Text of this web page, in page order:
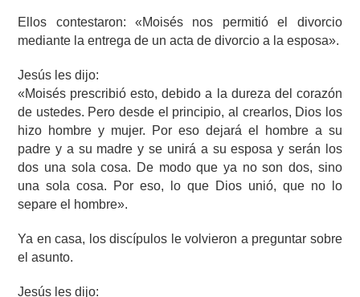
Ellos contestaron: «Moisés nos permitió el divorcio
mediante la entrega de un acta de divorcio a la esposa».
Jesús les dijo:
«Moisés prescribió esto, debido a la dureza del corazón
de ustedes. Pero desde el principio, al crearlos, Dios los
hizo hombre y mujer. Por eso dejará el hombre a su
padre y a su madre y se unirá a su esposa y serán los
dos una sola cosa. De modo que ya no son dos, sino
una sola cosa. Por eso, lo que Dios unió, que no lo
separe el hombre».
Ya en casa, los discípulos le volvieron a preguntar sobre
el asunto.
Jesús les dijo: